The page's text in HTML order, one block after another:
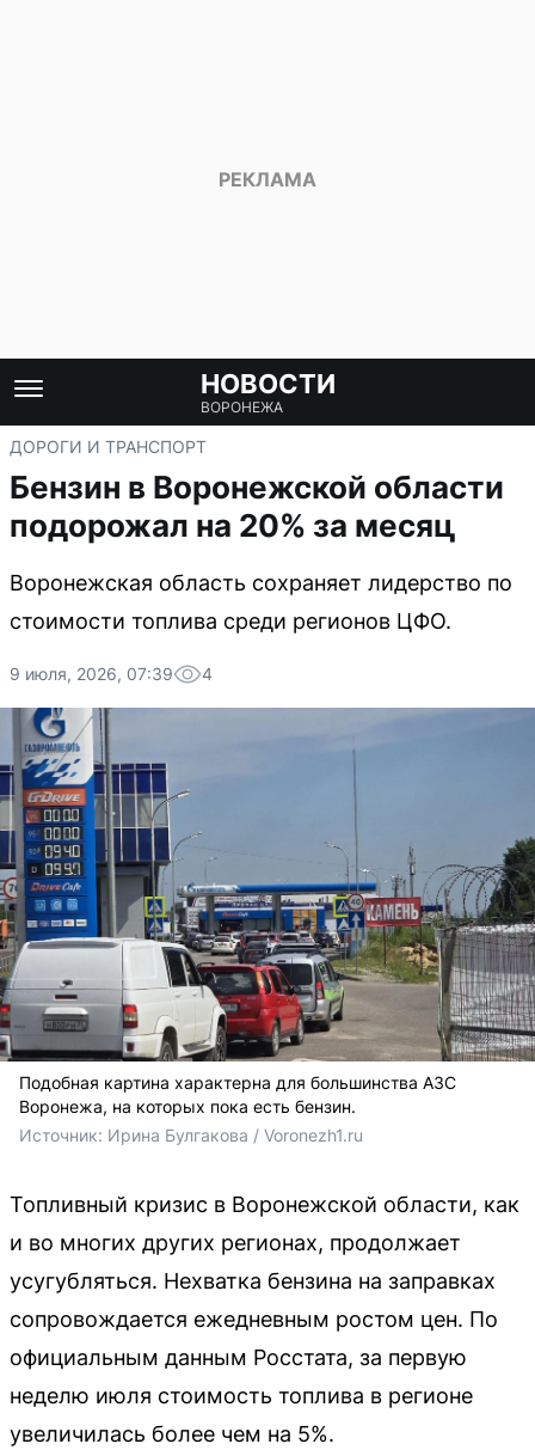
НОВОСТИ
ВОРОНЕЖА
ДОРОГИ И ТРАНСПОРТ
Бензин в Воронежской области
подорожал на 20% за месяц
Воронежская область сохраняет лидерство по
стоимости топлива среди регионов ЦФО.
9 июля, 2026, 07:39 4
Подобная картина характерна для большинства АЗС
Воронежа, на которых пока есть бензин.
Источник: Ирина Булгакова / Voronezh1.ru
Топливный кризис в Воронежской области, как
и во многих других регионах, продолжает
усугубляться. Нехватка бензина на заправках
сопровождается ежедневным ростом цен. По
официальным данным Росстата, за первую
неделю июля стоимость топлива в регионе
увеличилась более чем на 5%.